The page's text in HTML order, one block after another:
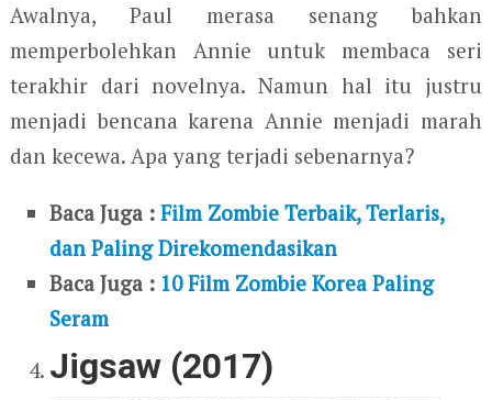
Awalnya, Paul merasa senang bahkan
memperbolehkan Annie untuk membaca seri
terakhir dari novelnya. Namun hal itu justru
menjadi bencana karena Annie menjadi marah
dan kecewa. Apa yang terjadi sebenarnya?
Baca Juga :Film Zombie Terbaik, Terlaris,
dan Paling Direkomendasikan
Baca Juga : 10 Film Zombie Korea Paling
Seram
Jigsaw (2017)